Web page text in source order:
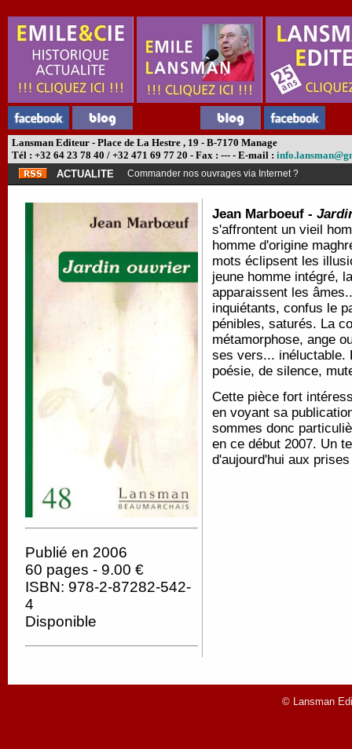
Lansman Editeur - Place de La Hestre , 19 - B-7170 Manage
Tél : +32 64 23 78 40 / +32 471 69 77 20 - Fax : --- - E-mail :
ACTUALITE
Commander nos ouvrages via Internet ?
Publié en 2006
60 pages - 9.00 €
ISBN: 978-2-87282-542-
4
Disponible
Jean Marboeuf -
s'affrontent un vieil
homme d'origine
mots éclipsent les
jeune homme intégré,
apparaissent les
inquiétants, confus le
pénibles, saturés. La
métamorphose, ange
ses vers... inéluctable.
poésie, de silence,
Cette pièce fort
en voyant sa
sommes donc
en ce début 2007. Un
d'aujourd'hui aux
© Lansman